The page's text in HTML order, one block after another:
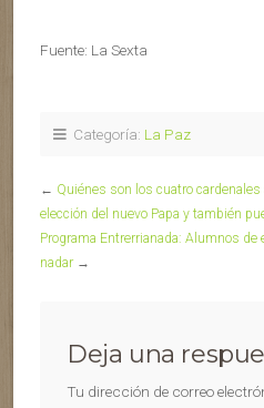
Fuente: La Sexta
Categoría: La Paz
← Quiénes son los cuatro
elección del nuevo Papa y también
Programa Entrerrianada: Alumnos de
nadar→
Deja una
Tu dirección de correo